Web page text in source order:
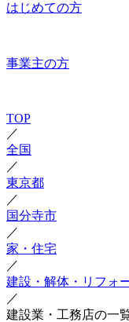
はじめての方
事業主の方
TOP
／
全国
／
東京都
／
国分寺市
／
家・住宅
／
建設・解体・リフォ
／
建設業・工務店の一